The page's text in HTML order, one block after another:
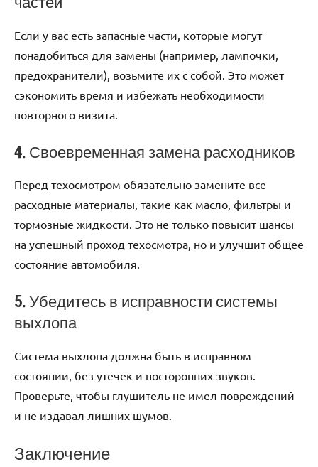
Если у вас есть запасные части, которые могут
понадобиться для замены (например, лампочки,
предохранители), возьмите их с собой. Это может
сэкономить время и избежать необходимости
повторного визита.
4. Своевременная замена расходников
Перед техосмотром обязательно замените все
расходные материалы, такие как масло, фильтры и
тормозные жидкости. Это не только повысит шансы
на успешный проход техосмотра, но и улучшит общее
состояние автомобиля.
5. Убедитесь в исправности системы
выхлопа
Система выхлопа должна быть в исправном
состоянии, без утечек и посторонних звуков.
Проверьте, чтобы глушитель не имел повреждений
и не издавал лишних шумов.
Заключение